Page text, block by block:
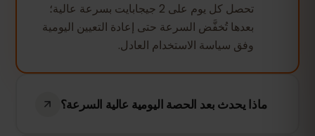
تحصل كل يوم على 2 جيجابايت بسرعة عالية؛
بعدها تُخفَّض السرعة حتى إعادة التعيين اليومية
وفق سياسة الاستخدام العادل.
ماذا يحدث بعد الحصة اليومية عالية السرعة؟